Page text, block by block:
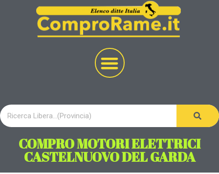
COMPRO MOTORI ELETTRICI
CASTELNUOVO DEL GARDA